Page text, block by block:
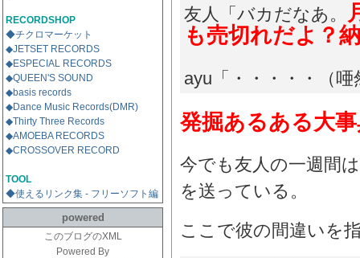
友人「バカだなあ。
も売切れだよ？
ayu「・・・・・（唖
発掘あるある大
今でも友人の一週間
を送っている。
ここで彼の間違いを
RECORDSHOP
◆チクロマーケット
◆JETSET RECORDS
◆ESPECIAL RECORDS
◆QUEEN'S SOUND
◆basis records
◆Dance Music Records(DMR)
◆Thirty Three Records
◆AMOEBA RECORDS
◆CROSSOVER RECORD
TOOL
◆使えるリンク集 - フリーソフト編
powered
このブログのXML
Powered By